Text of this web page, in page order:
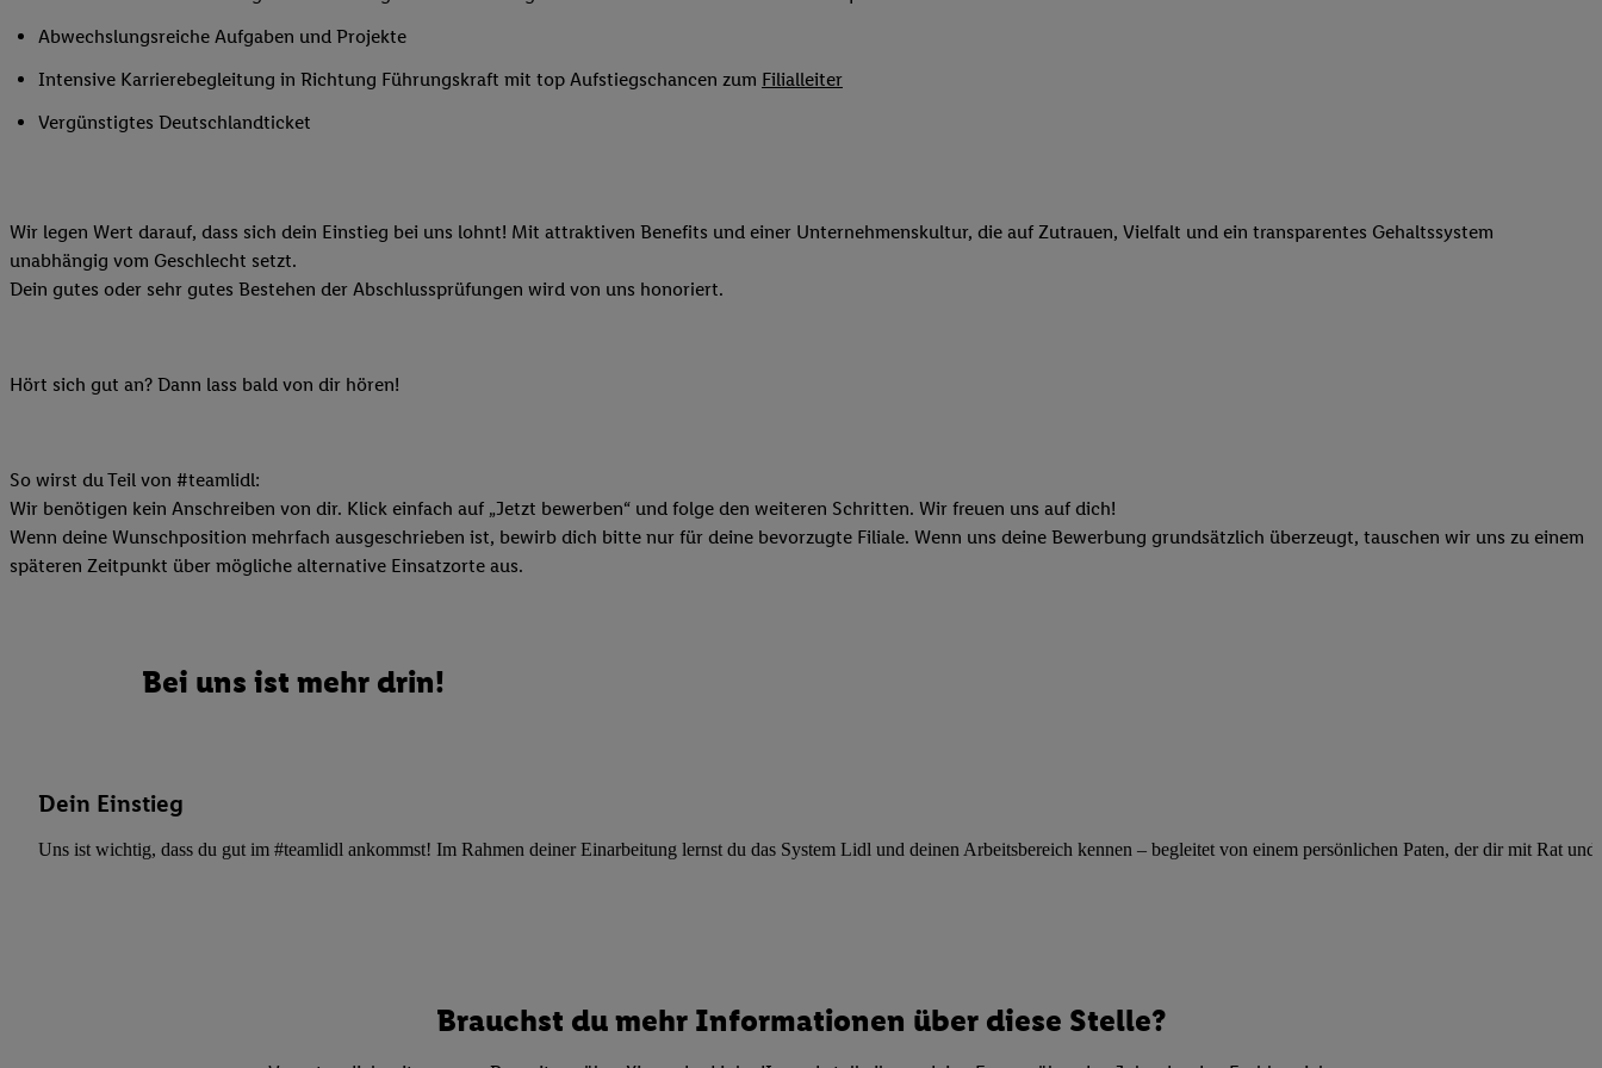
Abwechslungsreiche Aufgaben und Projekte
Intensive Karrierebegleitung in Richtung Führungskraft mit top Aufstiegschancen zum Filialleiter
Vergünstigtes Deutschlandticket
Wir legen Wert darauf, dass sich dein Einstieg bei uns lohnt! Mit attraktiven Benefits und einer Unternehmenskultur, die auf Zutrauen, Vielfalt und ein transparentes Gehaltssystem
unabhängig vom Geschlecht setzt.
Dein gutes oder sehr gutes Bestehen der Abschlussprüfungen wird von uns honoriert.
Hört sich gut an? Dann lass bald von dir hören!
So wirst du Teil von #teamlidl:
Wir benötigen kein Anschreiben von dir. Klick einfach auf „Jetzt bewerben“ und folge den weiteren Schritten. Wir freuen uns auf dich!
Wenn deine Wunschposition mehrfach ausgeschrieben ist, bewirb dich bitte nur für deine bevorzugte Filiale. Wenn uns deine Bewerbung grundsätzlich überzeugt, tauschen wir uns zu einem
späteren Zeitpunkt über mögliche alternative Einsatzorte aus.
Bei uns ist mehr drin!
Dein Einstieg
Uns ist wichtig, dass du gut im #teamlidl ankommst! Im Rahmen deiner Einarbeitung lernst du das System Lidl und deinen Arbeitsbereich kennen – begleitet von einem persönlichen Paten, der dir mit Rat und
Brauchst du mehr Informationen über diese Stelle?
auch Ihre in einen Hashwert umgewandelte E-Mail-Adresse in gemeinsamer Verantwortlichkeit verarbeitet.
Zudem erlauben Sie uns, der Utiq SA/NV („Utiq“) und IhremTelekommunikationsnetzbetreiber
Lidl-Diensten zu erfassen. Insbesondere können Sie mittels dieser Technologie auch auf Diensten wiedererkannt
können Ihre Einwilligung speziell zur Nutzung der Utiq-Technologie - zusätzlich zur weiter unten erläuterten
finden Sie in den
Ihre Einwilligung jederzeit mit Wirkung für die Zukunft zu widerrufen, finden Sie in unseren
Datenschutzbestimmungen.Die Impressen finden Sie hier.Unter „Anpassen“ können Sie einzelne
Verwendungszwecke oder Partner zulassen; das gilt auch für die nachfolgend schlagwortartig benannten Zwecke
Verknüpfung verschiedener Endgeräte, Identifikation von Geräten anhand automatisch übermittelter Informationen,
reduzierter Daten zur Auswahl von Werbeanzeigen. Messung der Werbeleistung. Verwendung von Profilen